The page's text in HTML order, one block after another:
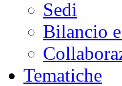
Sedi
Bilancio
Tematiche